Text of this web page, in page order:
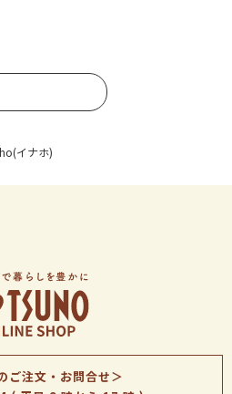
イナホ)
ご注文・お問合せ＞